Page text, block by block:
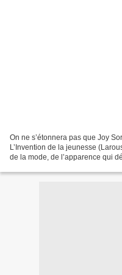
On ne s’étonnera pas que Joy
L’Invention de la jeunesse
de la mode, de l’apparence qui